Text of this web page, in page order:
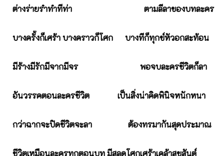
ต่างร่ายรำทำทีท่า ตามลีลาของบทละคร
บางครั้งก็เศร้า บางคราวก็โศก บางทีก็ทุกข์หัวอกสะท้อน
มีร้างมีรักมีจากมีจร พอจบละครชีวิตก็ลา
อันวรรคตอนละครชีวิต เป็นสิ่งน่าคิดพินิจหนักหนา
กว่าฉากจะปิดชีวิตจะลา ต้องทรมากันสุดประมาณ
ชีวิตเหมือนละครทุกตอนบท มีสลดโศกเศร้าเคล้าสุขสันต์